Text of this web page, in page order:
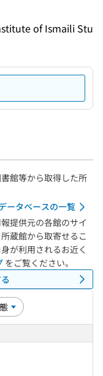
of Ismaili Stu
館等から取得した所
ータベースの一覧
提供元の各館のサイ
蔵館から取寄せるこ
が利用されるお近く
をご覧ください。